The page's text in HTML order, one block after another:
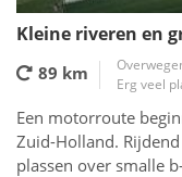
Kleine riveren en
89 km
Erg veel
Een motorroute
Zuid-Holland.
plassen over smalle